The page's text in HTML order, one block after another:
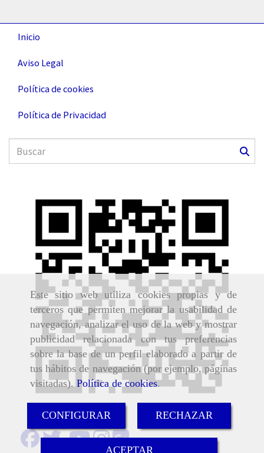
Este sitio web utiliza cookies propias y de
terceros que permiten mejorar la usabilidad de
navegación, analizar el uso de la web y mostrar
publicidad relacionada con tus preferencias
sobre la base de un perfil elaborado a partir de
tus hábitos de navegación (por ejemplo, páginas
visitadas). Política de cookies.
CONFIGURAR RECHAZAR
ACEPTAR
Inicio
Aviso Legal
Política de cookies
Política de Privacidad